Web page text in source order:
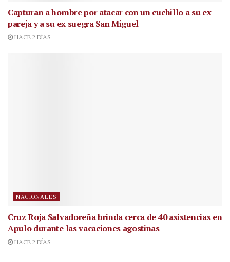
Capturan a hombre por atacar con un cuchillo a su ex
pareja y a su ex suegra San Miguel
HACE 2 DÍAS
NACIONALES
Cruz Roja Salvadoreña brinda cerca de 40 asistencias en
Apulo durante las vacaciones agostinas
HACE 2 DÍAS